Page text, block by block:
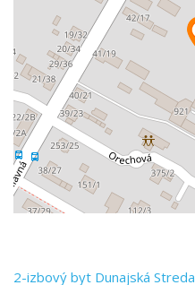
2-izbový byt Dunajská Streda